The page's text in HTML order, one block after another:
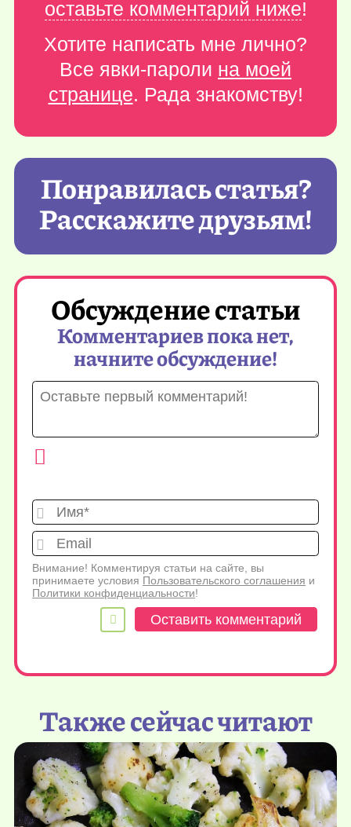
оставьте комментарий ниже!
Хотите написать мне лично?
Все явки-пароли на моей
странице. Рада знакомству!
Понравилась статья?
Расскажите друзьям!
Обсуждение статьи
Комментариев пока нет,
начните обсуждение!
Имя*
Внимание! Комментируя статьи на сайте, вы
принимаете условия Пользовательского соглашения и
Политики конфиденциальности!
Также сейчас читают